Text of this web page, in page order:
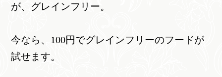
が、グレインフリー。
今なら、100円でグレインフリーのフードが
試せます。